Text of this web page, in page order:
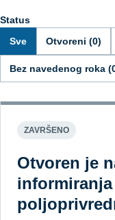
Status
Sve
Otvoreni (0)
Bez navedenog roka
ZAVRŠENO
Otvoren je
informiranja